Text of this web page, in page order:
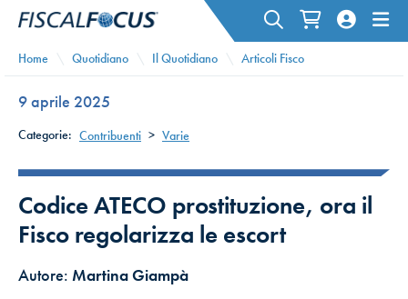
Home Quotidiano Il Quotidiano Articoli Fisco
9 aprile 2025
Categorie: Contribuenti > Varie
Codice ATECO prostituzione, ora il
Fisco regolarizza le escort
Autore: Martina Giampà